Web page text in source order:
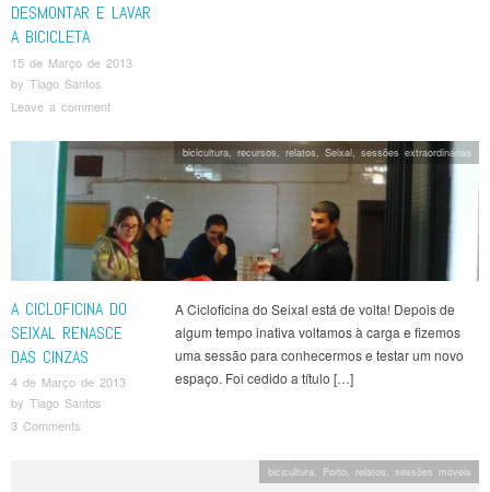
DESMONTAR E LAVAR
A BICICLETA
15 de Março de 2013
by Tiago Santos
Leave a comment
A CICLOFICINA DO
SEIXAL RENASCE
DAS CINZAS
4 de Março de 2013
by Tiago Santos
3 Comments
A Cicloficina do Seixal está de volta! Depois de
algum tempo inativa voltamos à carga e fizemos
uma sessão para conhecermos e testar um novo
espaço. Foi cedido a título […]
bicicultura, recursos, relatos, Seixal, sessões extraordinárias
bicicultura, Porto, relatos, sessões móveis